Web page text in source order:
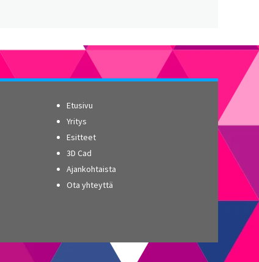
Etusivu
Yritys
Esitteet
3D Cad
Ajankohtaista
Ota yhteyttä